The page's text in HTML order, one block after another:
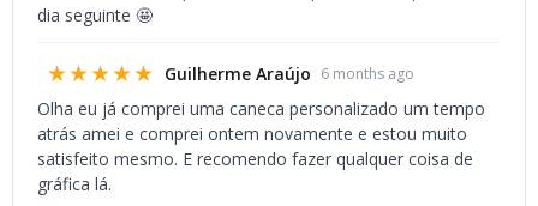
dia seguinte 🤩
★★★★★ Guilherme Araújo 6 months ago
Olha eu já comprei uma caneca personalizado um tempo
atrás amei e comprei ontem novamente e estou muito
satisfeito mesmo. E recomendo fazer qualquer coisa de
gráfica lá.